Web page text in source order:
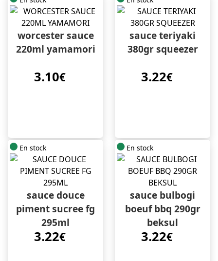
worcester sauce
220ml yamamori
3.10€
sauce teriyaki
380gr squeezer
3.22€
En stock
sauce douce
piment sucree fg
295ml
3.22€
En stock
sauce bulbogi
boeuf bbq 290gr
beksul
3.22€